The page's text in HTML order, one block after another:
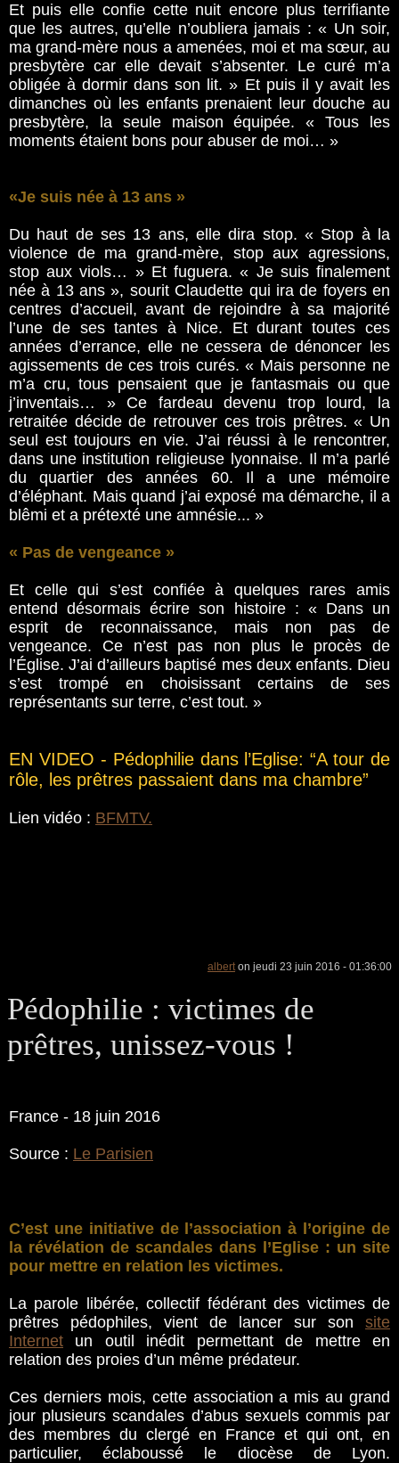
Et puis elle confie cette nuit encore plus terrifiante
que les autres, qu’elle n’oubliera jamais : « Un soir,
ma grand-mère nous a amenées, moi et ma sœur, au
presbytère car elle devait s’absenter. Le curé m’a
obligée à dormir dans son lit. » Et puis il y avait les
dimanches où les enfants prenaient leur douche au
presbytère, la seule maison équipée. « Tous les
moments étaient bons pour abuser de moi… »
«Je suis née à 13 ans »
Du haut de ses 13 ans, elle dira stop. « Stop à la
violence de ma grand-mère, stop aux agressions,
stop aux viols… » Et fuguera. « Je suis finalement
née à 13 ans », sourit Claudette qui ira de foyers en
centres d’accueil, avant de rejoindre à sa majorité
l’une de ses tantes à Nice. Et durant toutes ces
années d’errance, elle ne cessera de dénoncer les
agissements de ces trois curés. « Mais personne ne
m’a cru, tous pensaient que je fantasmais ou que
j’inventais… » Ce fardeau devenu trop lourd, la
retraitée décide de retrouver ces trois prêtres. « Un
seul est toujours en vie. J’ai réussi à le rencontrer,
dans une institution religieuse lyonnaise. Il m’a parlé
du quartier des années 60. Il a une mémoire
d’éléphant. Mais quand j’ai exposé ma démarche, il a
blêmi et a prétexté une amnésie... »
« Pas de vengeance »
Et celle qui s’est confiée à quelques rares amis
entend désormais écrire son histoire : « Dans un
esprit de reconnaissance, mais non pas de
vengeance. Ce n’est pas non plus le procès de
l’Église. J’ai d’ailleurs baptisé mes deux enfants. Dieu
s’est trompé en choisissant certains de ses
représentants sur terre, c’est tout. »
EN VIDEO - Pédophilie dans l’Eglise: “A tour de
rôle, les prêtres passaient dans ma chambre”
Lien vidéo : BFMTV.
alberton jeudi 23 juin 2016 - 01:36:00
Pédophilie : victimes de
prêtres, unissez-vous !
France - 18 juin 2016
Source : Le Parisien
C’est une initiative de l’association à l’origine de
la révélation de scandales dans l’Eglise : un site
pour mettre en relation les victimes.
La parole libérée, collectif fédérant des victimes de
prêtres pédophiles, vient de lancer sur son site
Internet un outil inédit permettant de mettre en
relation des proies d’un même prédateur.
Ces derniers mois, cette association a mis au grand
jour plusieurs scandales d’abus sexuels commis par
des membres du clergé en France et qui ont, en
particulier, éclaboussé le diocèse de Lyon.